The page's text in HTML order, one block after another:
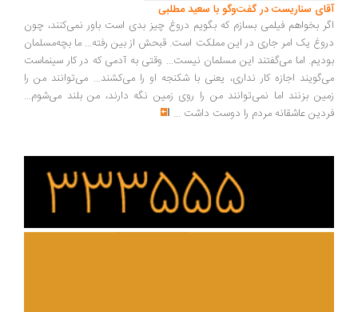
آقای سناریست در گفت‌وگو با سعید مطلبی
اگر بخواهم فیلمی بسازم که بگویم دروغ چیز بدی است باور نمی‌کنند، چون
دروغ یک امر جاری در این مملکت است. قبحش از بین رفته... ما بچه‌مسلمان
بودیم. اما می‌گفتند این مسلمان نیست... وقتی به آدمی که در کار سینماست
می‌گویند اجازه کار نداری، یعنی با شکنجه او را می‌کشند... می‌توانند من را
زمین بزنند اما نمی‌توانند من را روی زمین نگه دارند، من بلند می‌شوم...
فردین عاشقانه مردم را دوست داشت ...